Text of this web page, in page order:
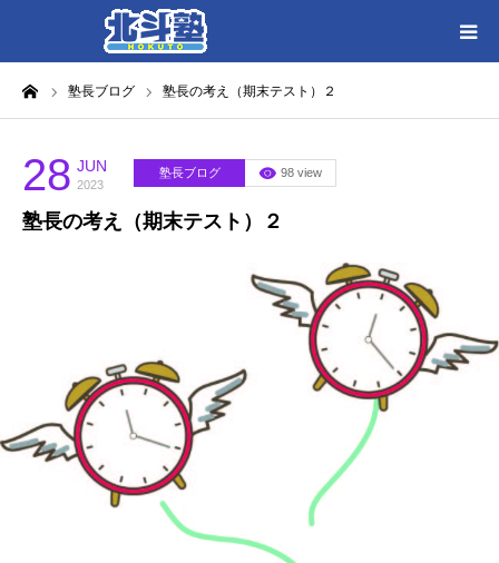
塾長ブログ 塾長の考え（期末テスト）２
28 JUN
2023
塾長ブログ 98 view
塾長の考え（期末テスト）２
HOME
各教室別に記事を見る
北斗塾／教室一覧